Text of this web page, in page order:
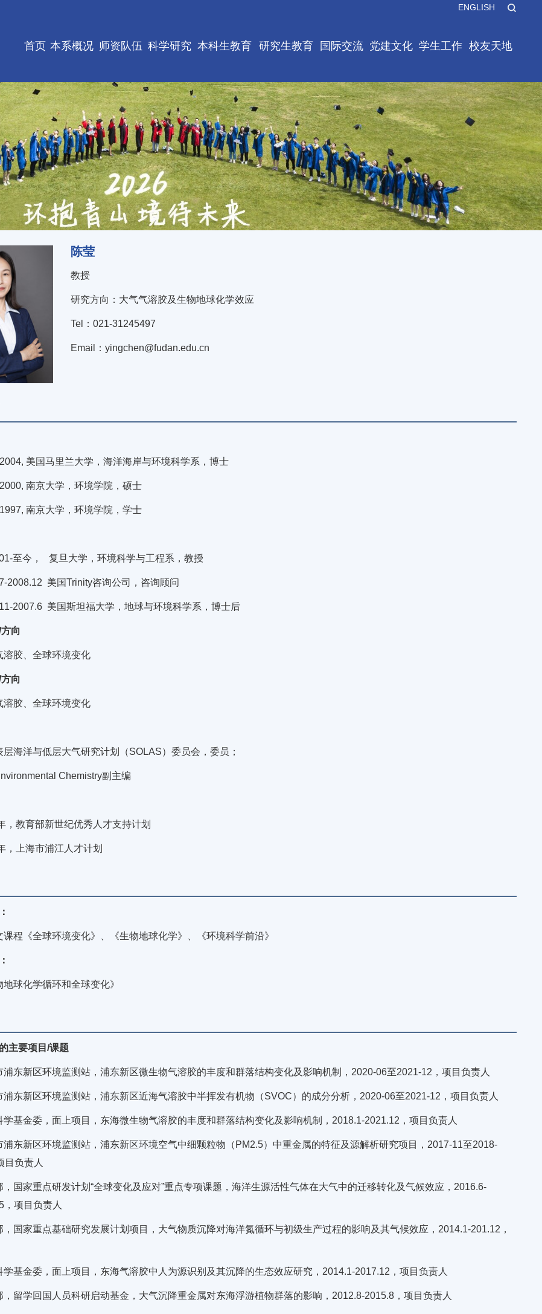
ENGLISH
首页 本系概况 师资队伍 科学研究 本科生教育 研究生教育 国际交流 党建文化 学生工作 校友天地
陈莹
教授
研究方向：大气气溶胶及生物地球化学效应
Tel：021-31245497
Email：yingchen@fudan.edu.cn
美国马里兰大学，海洋海岸与环境科学系，博士
南京大学，环境学院，硕士
南京大学，环境学院，学士
至今， 复旦大学，环境科学与工程系，教授
2008.12 美国Trinity咨询公司，咨询顾问
2007.6 美国斯坦福大学，地球与环境科学系，博士后
向
溶胶、全球环境变化
向
溶胶、全球环境变化
层海洋与低层大气研究计划（SOLAS）委员会，委员；
Chemistry副主编
，教育部新世纪优秀人才支持计划
，上海市浦江人才计划
课程《全球环境变化》、《生物地球化学》、《环境科学前沿》
地球化学循环和全球变化》
主要项目/课题
浦东新区环境监测站，浦东新区微生物气溶胶的丰度和群落结构变化及影响机制，2020-06至2021-12，项目负责人
浦东新区环境监测站，浦东新区近海气溶胶中半挥发有机物（SVOC）的成分分析，2020-06至2021-12，项目负责人
学基金委，面上项目，东海微生物气溶胶的丰度和群落结构变化及影响机制，2018.1-2021.12，项目负责人
浦东新区环境监测站，浦东新区环境空气中细颗粒物（PM2.5）中重金属的特征及源解析研究项目，2017-11至2018-
目负责人
，国家重点研发计划“全球变化及应对”重点专项课题，海洋生源活性气体在大气中的迁移转化及气候效应，2016.6-
，项目负责人
，国家重点基础研究发展计划项目，大气物质沉降对海洋氮循环与初级生产过程的影响及其气候效应，2014.1-201.12，
学基金委，面上项目，东海气溶胶中人为源识别及其沉降的生态效应研究，2014.1-2017.12，项目负责人
，留学回国人员科研启动基金，大气沉降重金属对东海浮游植物群落的影响，2012.8-2015.8，项目负责人